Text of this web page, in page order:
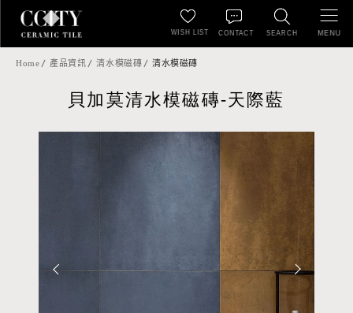
SEARCH
WISH LIST CONTACT MENU
Home 產品資訊 清水模磁磚 清水模磁磚
貝加莫清水模磁磚-天際藍